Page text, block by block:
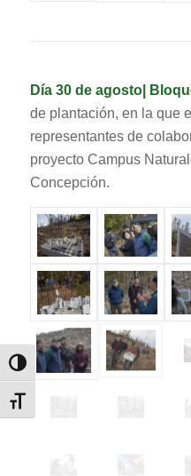
Alternar alto contraste
Alternar tamaño de letra
Día 30 de agosto|
de plantación, en la que
representantes de
proyecto Campus
Concepción.